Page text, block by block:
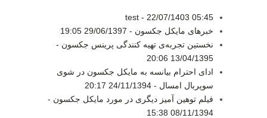
test - 22/07/1403 05:45
خبرهای مایکل جکسون - 29/06/1397 19:05
نخستین تجربه‌ی تهیه کنندگی پرینس جکسون -
13/04/1395 20:06
ادای احترام بیانسه به مایکل جکسون در شوی
سوپربال امسال - 24/11/1394 20:17
فیلم توهین آمیز دیگری در مورد مایکل جکسون -
08/11/1394 15:38